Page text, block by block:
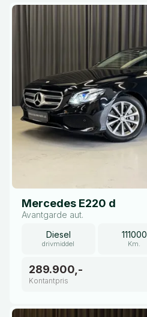
Mercedes E220 d
Avantgarde aut.
Diesel
drivmiddel
111000
Km.
289.900,-
Kontantpris